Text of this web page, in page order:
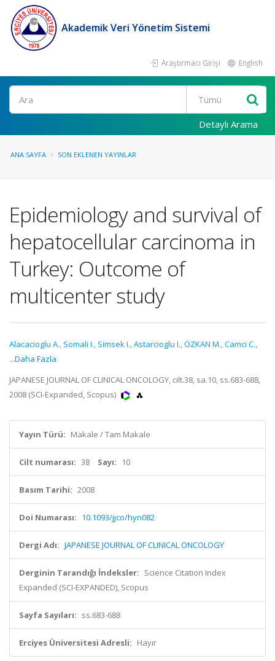
Akademik Veri Yönetim Sistemi
Araştırmacı Girişi English
Ara
Detaylı Arama
ANA SAYFA SON EKLENEN YAYINLAR
Epidemiology and survival of
hepatocellular carcinoma in
Turkey: Outcome of
multicenter study
Alacacioglu A., Somali I., Simsek I.,Astarcioglu I.,ÖZKAN M.,Camci C.,
...Daha Fazla
JAPANESE JOURNAL OF CLINICAL ONCOLOGY, cilt.38, sa.10, ss.683-688,
2008 (SCI-Expanded, Scopus)
Yayın Türü: Makale / Tam Makale
Cilt numarası: 38 Sayı: 10
Basım Tarihi: 2008
Doi Numarası: 10.1093/jjco/hyn082
Dergi Adı: JAPANESE JOURNAL OF CLINICAL ONCOLOGY
Derginin Tarandığı İndeksler: Science Citation Index
Expanded (SCI-EXPANDED), Scopus
Sayfa Sayıları: ss.683-688
Erciyes Üniversitesi Adresli: Hayır